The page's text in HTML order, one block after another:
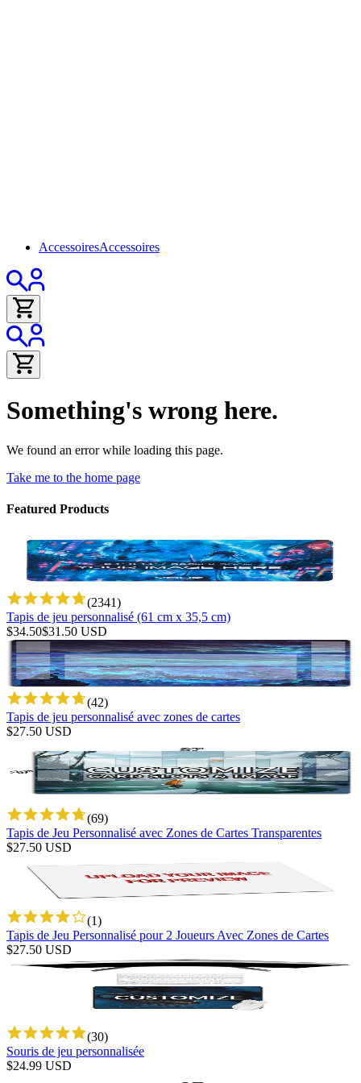
AccessoiresAccessoires
Something's wrong here.
We found an error while loading this page.
Take me to the home page
Featured Products
(2341)
Tapis de jeu personnalisé (61 cm x 35,5 cm)
$34.50$31.50 USD
(42)
Tapis de jeu personnalisé avec zones de cartes
$27.50 USD
(69)
Tapis de Jeu Personnalisé avec Zones de Cartes Transparentes
$27.50 USD
(1)
Tapis de Jeu Personnalisé pour 2 Joueurs Avec Zones de Cartes
$27.50 USD
(30)
Souris de jeu personnalisée
$24.99 USD